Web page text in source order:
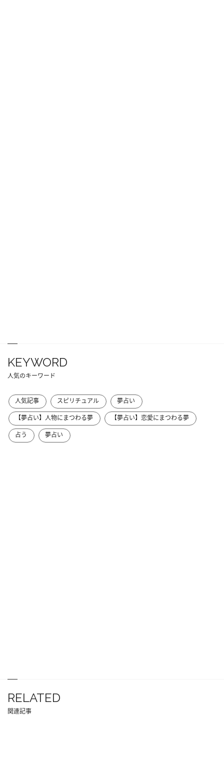
KEYWORD
人気のキーワード
人気記事 スピリチュアル
夢占い
【夢占い】人物にまつわる夢
【夢占い】恋愛にまつわる夢
占う
夢占い
RELATED
関連記事